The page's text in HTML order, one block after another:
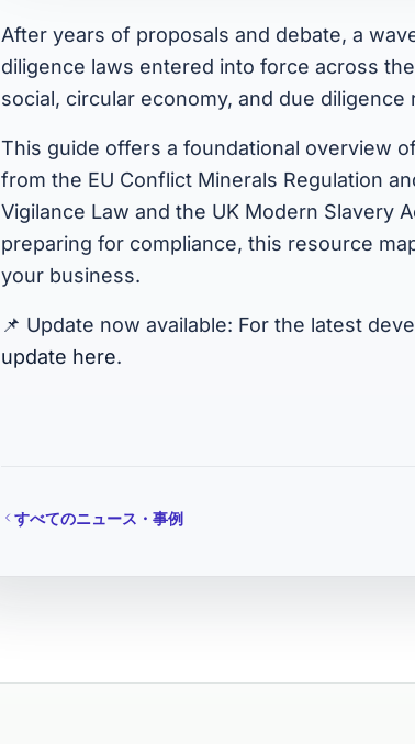
After years of proposals and debate, a
diligence laws entered into force across
social, circular economy, and due
This guide offers a foundational overview
from the EU Conflict Minerals Regulation
Vigilance Law and the UK Modern Slavery
preparing for compliance, this resource
your business.
📌 Update now available: For the latest
update here.
すべてのニュース・事例